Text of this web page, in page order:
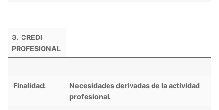
3. CREDI
PROFESIONAL
Finalidad:
Necesidades derivadas de la actividad
profesional.